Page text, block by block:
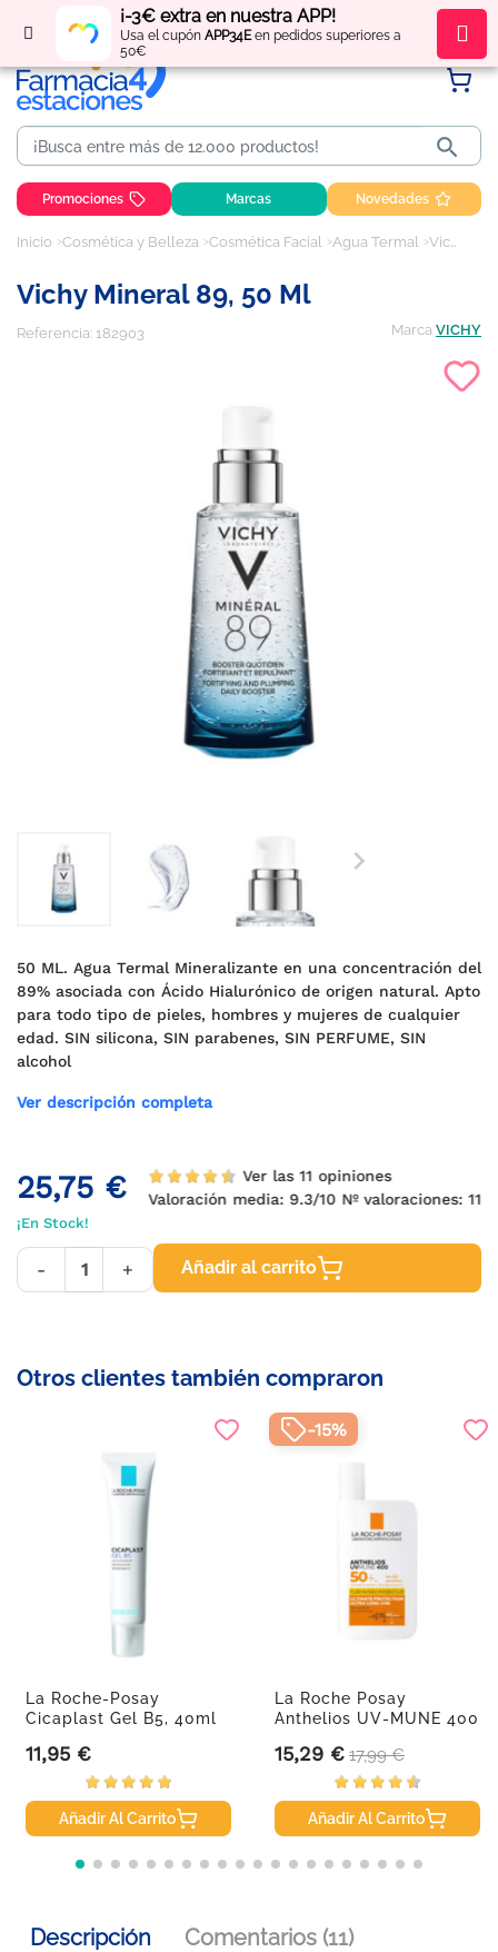
¡-3€ extra en nuestra APP!
Usa el cupón APP34Een pedidos superiores a
50€
Regístratey obténpuntos por tus compras

Promociones Marcas Novedades
Inicio Cosmética y Belleza Cosmética Facial Agua Termal Vichy Mineral 89, 50 ml
Vichy Mineral 89, 50 Ml
Referencia: 182903 Marca VICHY

50 ML. Agua Termal Mineralizante en una concentración del
89% asociada con Ácido Hialurónico de origen natural. Apto
para todo tipo de pieles, hombres y mujeres de cualquier
edad. SIN silicona, SIN parabenes, SIN PERFUME, SIN
alcohol
Ver descripción completa
25,75 €
Ver las 11 opiniones
Valoración media: 9.3/10 Nº valoraciones: 11
¡En Stock!
- + Añadir al carrito
Otros clientes también compraron
La Roche-Posay
Cicaplast Gel B5, 40ml
Precio
11,95 €
Añadir Al Carrito
La Roche Posay
Anthelios UV-MUNE 400
Precio
15,29 € Precio base
17,99 €
Añadir Al Carrito
-15%
Descripción Comentarios (11)